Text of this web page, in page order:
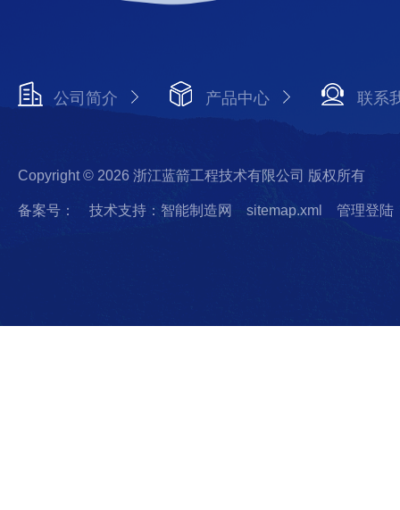
公司简介 产品中心 联系
Copyright © 2026 浙江蓝箭工程技术有限公司 版权所有
备案号： 技术支持：智能制造网 sitemap.xml 管理登陆